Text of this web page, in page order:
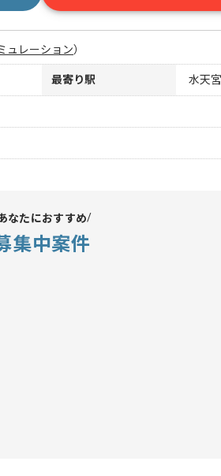
ュレーション）
最寄り駅 水天
なたにおすすめ
集中案件